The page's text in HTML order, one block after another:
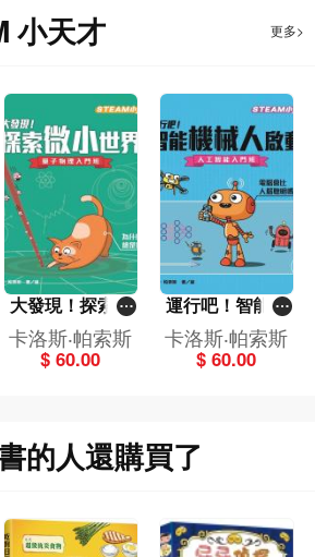
深入淺出，助孩子更了解相關主題的科學知識。
疇的基礎概念，引發孩子學習興趣，走進STEAM
小天才 更多>
大發現！探索微
小世界-量子物理
入門班[STEAM
卡洛斯‧帕索斯
$ 60.00
運行吧！智能機
械人啟動-人工智
能入門班[STEA
卡洛斯‧帕索斯
$ 60.00
的人還購買了